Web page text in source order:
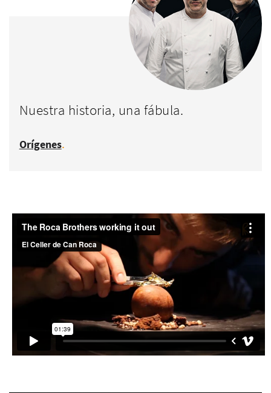
Nuestra historia, una fábula.
Orígenes.